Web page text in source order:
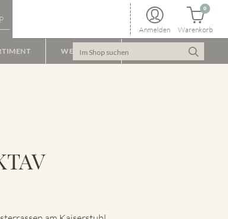
Anmelden Warenkorb
0
WEINPAKET